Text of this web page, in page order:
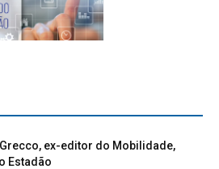
Grecco, ex-editor do Mobilidade,
Estadão